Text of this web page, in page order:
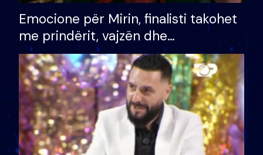
Emocione për Mirin, finalisti takohet
me prindërit, vajzën dhe
bashkëshorten: S’kemi ndonjë letër
divorci apo jo?